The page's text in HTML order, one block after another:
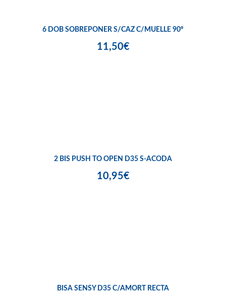
6 DOB SOBREPONER S/CAZ C/MUELLE 90º
11,50€
2 BIS PUSH TO OPEN D35 S-ACODA
10,95€
BISA SENSY D35 C/AMORT RECTA